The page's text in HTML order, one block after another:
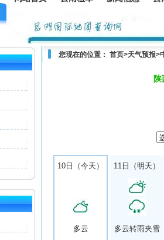
您现在的位置： 首页>天气预报>
10日（今天）
多云
11日（明天）
多云转雨夹雪